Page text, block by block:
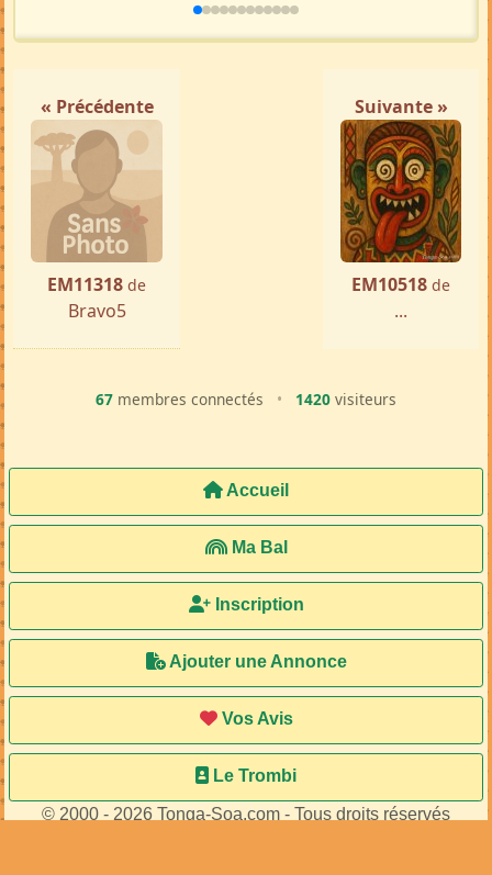
« Précédente
EM11318 de
Bravo5
Suivante »
EM10518 de
...
67 membres connectés • 1420 visiteurs
Accueil
Ma Bal
Inscription
Ajouter une Annonce
Vos Avis
Le Trombi
© 2000 - 2026 Tonga-Soa.com - Tous droits réservés